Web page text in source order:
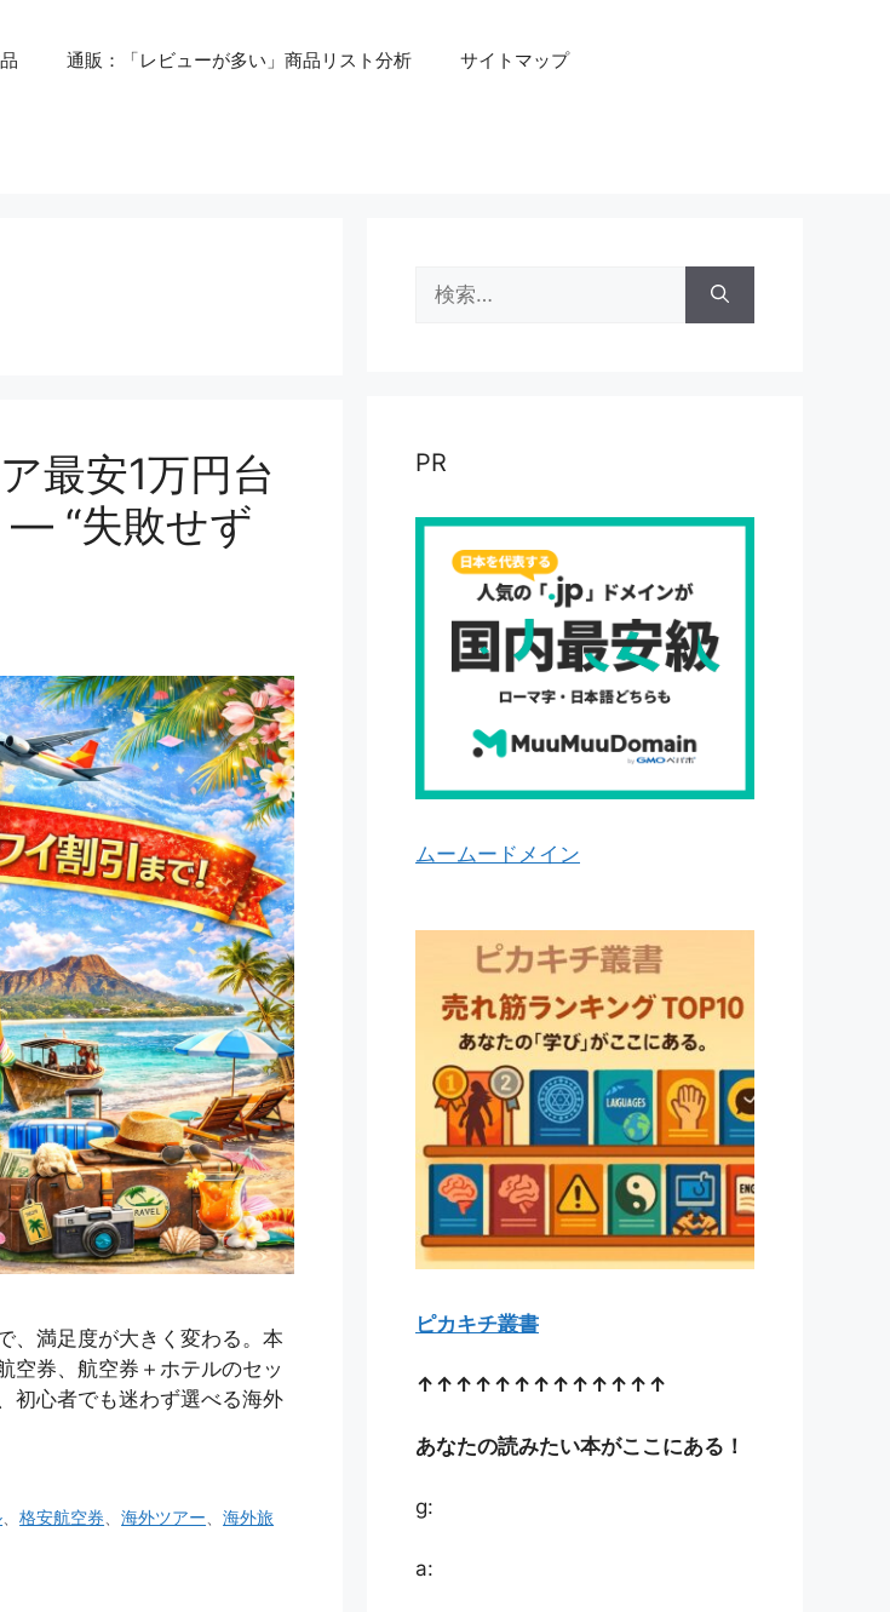
通販：「レビューが多い」商品リスト分析 サイトマップ
最安1万円台
― “失敗せず
、満足度が大きく変わる。本
空券、航空券＋ホテルのセッ
初心者でも迷わず選べる海外
、格安航空券、海外ツアー、海外旅
索:
PR
ムームードメイン
ピカキチ叢書
↑↑↑↑↑↑↑↑↑↑↑↑↑
あなたの読みたい本がここにある！
g:
a: